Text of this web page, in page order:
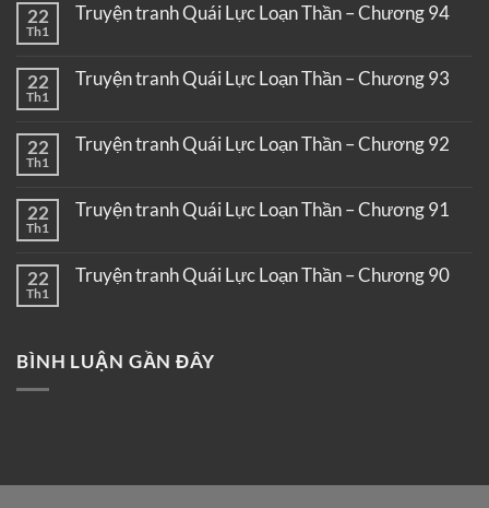
22
Th1
Truyện tranh Quái Lực Loạn Thần – Chương 94
22
Th1
Truyện tranh Quái Lực Loạn Thần – Chương 93
22
Th1
Truyện tranh Quái Lực Loạn Thần – Chương 92
22
Th1
Truyện tranh Quái Lực Loạn Thần – Chương 91
22
Th1
Truyện tranh Quái Lực Loạn Thần – Chương 90
BÌNH LUẬN GẦN ĐÂY